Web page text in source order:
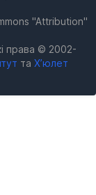
"Attribution"
права © 2002-
та Х’юлет